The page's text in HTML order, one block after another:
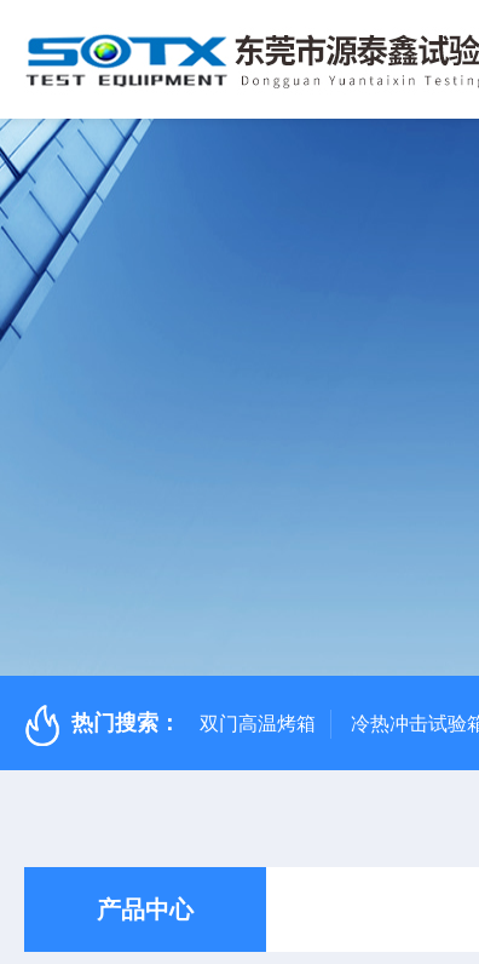
热门搜索： 双门高温烤箱 冷热冲击试验
产品中心